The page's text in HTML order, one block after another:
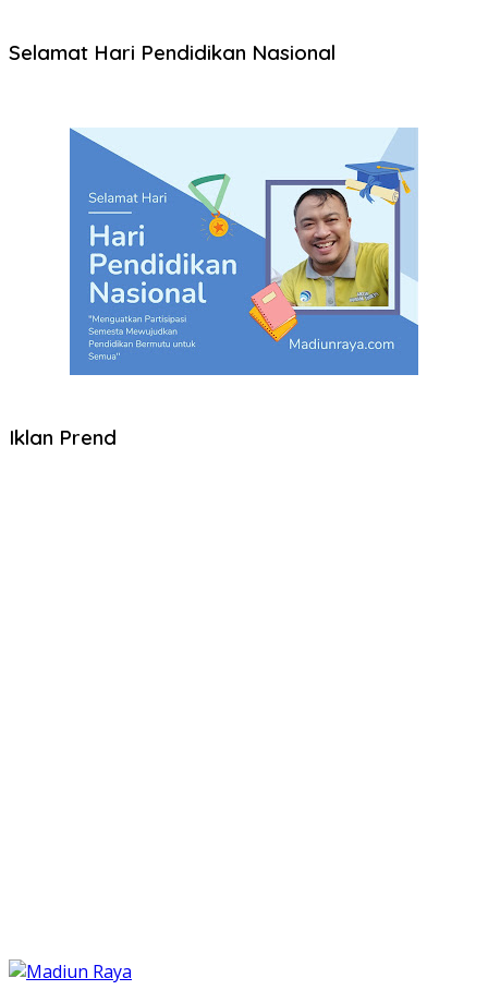
Selamat Hari Pendidikan Nasional
Iklan Prend